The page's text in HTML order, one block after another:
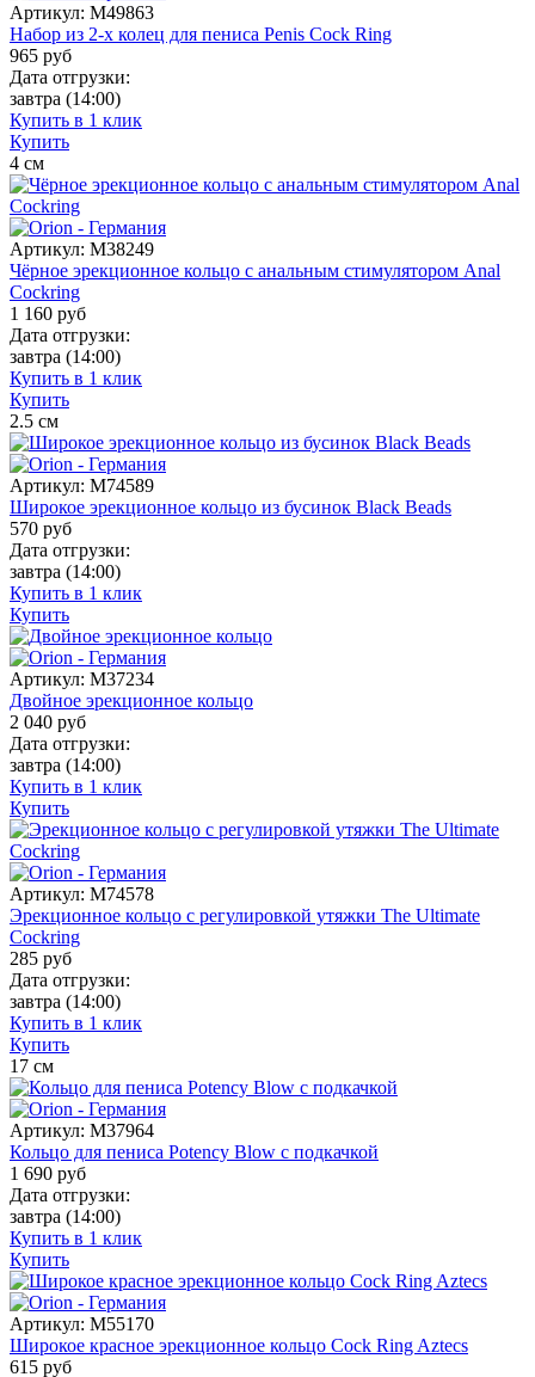
Артикул: M49863
Набор из 2-х колец для пениса Penis Cock Ring
965 руб
Дата отгрузки:
завтра (14:00)
Купить в 1 клик
Купить
4 см
Артикул: M38249
Чёрное эрекционное кольцо с анальным стимулятором Anal
Cockring
1 160 руб
Дата отгрузки:
завтра (14:00)
Купить в 1 клик
Купить
2.5 см
Артикул: M74589
Широкое эрекционное кольцо из бусинок Black Beads
570 руб
Дата отгрузки:
завтра (14:00)
Купить в 1 клик
Купить
Артикул: M37234
Двойное эрекционное кольцо
2 040 руб
Дата отгрузки:
завтра (14:00)
Купить в 1 клик
Купить
Артикул: M74578
Эрекционное кольцо с регулировкой утяжки The Ultimate
Cockring
285 руб
Дата отгрузки:
завтра (14:00)
Купить в 1 клик
Купить
17 см
Артикул: M37964
Кольцо для пениса Potency Blow с подкачкой
1 690 руб
Дата отгрузки:
завтра (14:00)
Купить в 1 клик
Купить
Артикул: M55170
Широкое красное эрекционное кольцо Cock Ring Aztecs
615 руб